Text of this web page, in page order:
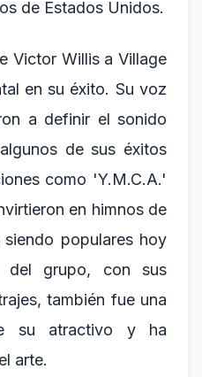
de Estados Unidos.
Victor Willis a Village
en su éxito. Su voz
a definir el sonido
de sus éxitos
como 'Y.M.C.A.'
en himnos de
populares hoy
del grupo, con sus
también fue una
su atractivo y ha
arte.